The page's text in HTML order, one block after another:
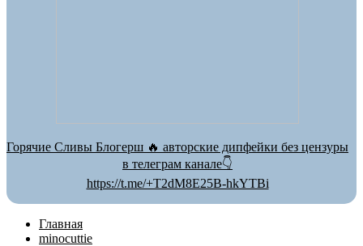
Горячие Сливы Блогерш 🔥 авторские дипфейки без цензуры
в телеграм канале👇
https://t.me/+T2dM8E25B-hkYTBi
Главная
minocuttie